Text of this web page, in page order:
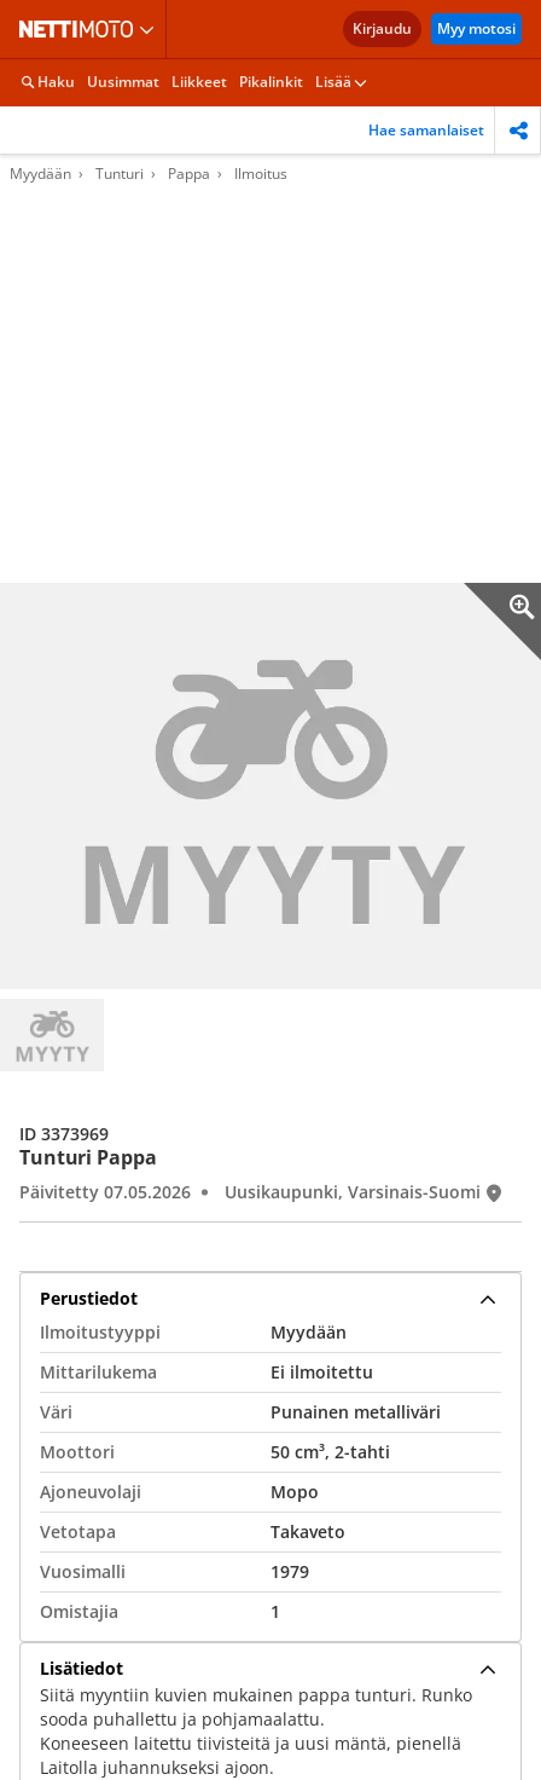
Kirjaudu Myy motosi
Haku Uusimmat Liikkeet Pikalinkit Lisää
Hae samanlaiset
Myydään Tunturi Pappa Ilmoitus
Tunturi Pappa
Päivitetty 07.05.2026 Uusikaupunki, Varsinais-Suomi
ID 3373969
Perustiedot
Ilmoitustyyppi
Myydään
Mittarilukema
Ei ilmoitettu
Väri
Punainen metalliväri
Moottori
50 cm³, 2-tahti
Ajoneuvolaji
Mopo
Vetotapa
Takaveto
Vuosimalli
1979
Omistajia
1
Lisätiedot
Siitä myyntiin kuvien mukainen pappa tunturi. Runko
sooda puhallettu ja pohjamaalattu.
Koneeseen laitettu tiivisteitä ja uusi mäntä, pienellä
Laitolla juhannukseksi ajoon.